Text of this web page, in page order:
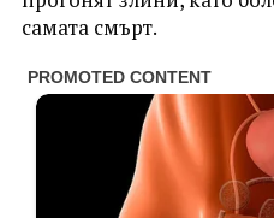
самата смърт.